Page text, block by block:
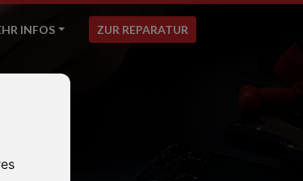
INFOS ZUR REPARATUR